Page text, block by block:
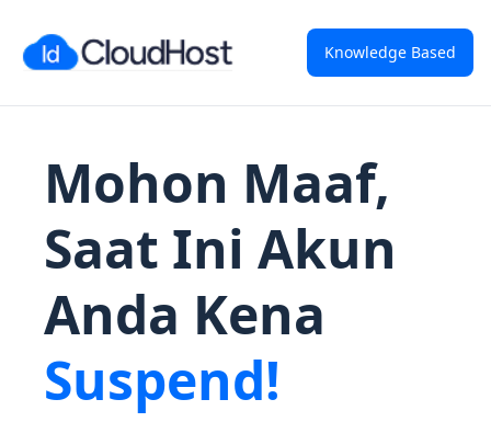
Knowledge Based
Mohon Maaf,
Saat Ini Akun
Anda Kena
Suspend!